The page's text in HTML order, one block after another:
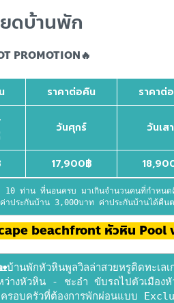
ยดบ้านพัก
PROMOTION🔥
ราคาต่อคืน ราคาต่
วันศุกร์ วันเส
17,900฿
10 ท่าน ที่นอนครบ มาเกินจำนวนคนที่กำหน
าประกันบ้าน 3,000บาท ค่าประกันบ้านได้คืน
beachfront หัวหิน
านพักหัวหินพูลวิลล่าสวยหรูติดทะเล
ว่างหัวหิน - ชะอำ ขับรถไปตัวเมือง
ครอบครัวที่ต้องการพักผ่อนแบบ